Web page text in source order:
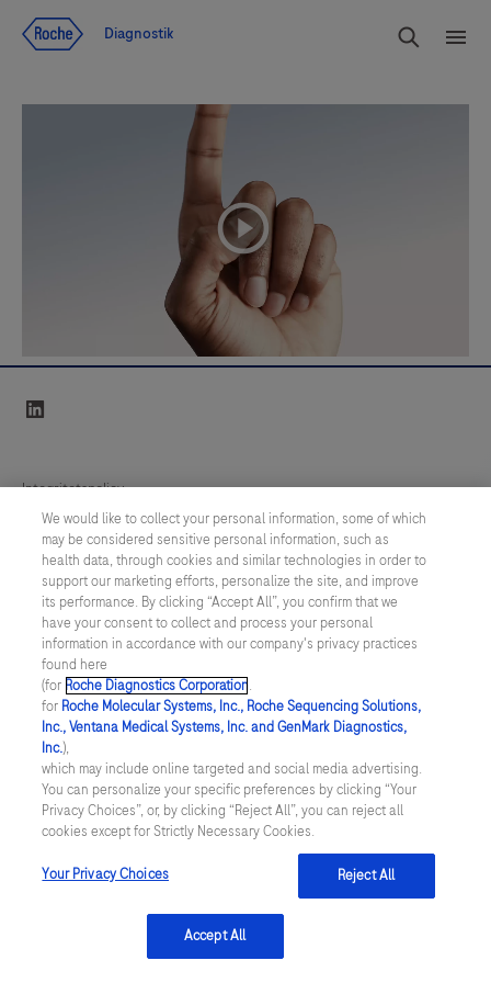
Diagnostik
playicon
Integritetspolicy
Inställningar för cookies
Kontakt
SWEDEN/Svenska
© 2026 Roche Diagnostics Sverige (Roche Diagnostics Scandinavia AB)
Senast uppdaterad: 06.08.2026
Den här webbplatsen är riktad till en bred målgrupp. Det kan
därför förekomma produktinformation eller annan information som
inte är tillämplig för dig eller landet du är verksam i. Observera att
vi inte är ansvariga för eventuell användning av information som
inte uppfyller lagkrav eller regler om godkännande eller
We would like to collect your personal information, some of which
may be considered sensitive personal information, such as
health data, through cookies and similar technologies in order to
support our marketing efforts, personalize the site, and improve
its performance. By clicking “Accept All”, you confirm that we
have your consent to collect and process your personal
information in accordance with our company's privacy practices
found here
(for Roche Diagnostics Corporation.
for Roche Molecular Systems, Inc., Roche Sequencing Solutions,
Inc., Ventana Medical Systems, Inc. and GenMark Diagnostics,
Inc.),
which may include online targeted and social media advertising.
You can personalize your specific preferences by clicking “Your
Privacy Choices”, or, by clicking “Reject All”, you can reject all
cookies except for Strictly Necessary Cookies.
Your Privacy Choices Reject All
Accept All